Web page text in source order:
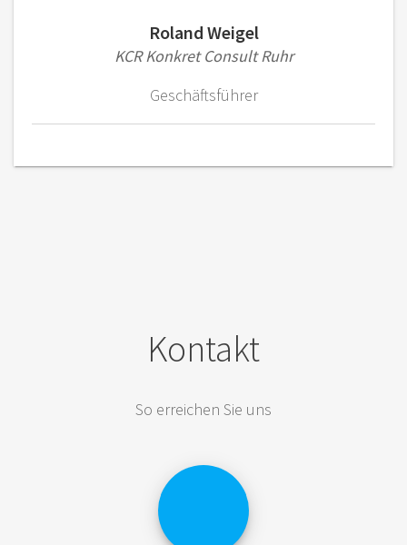
Roland Weigel
KCR Konkret Consult Ruhr
Geschäftsführer
Kontakt
So erreichen Sie uns